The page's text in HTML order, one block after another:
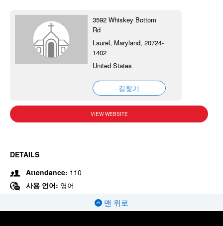
3592 Whiskey Bottom
Rd
Laurel, Maryland, 20724-
1402
United States
길찾기
VIEW WEBSITE
DETAILS
Attendance: 110
사용 언어: 영어
맨 위로